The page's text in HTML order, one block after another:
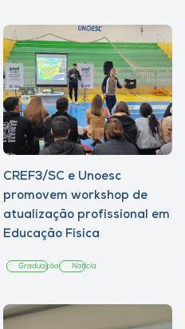
CREF3/SC e Unoesc
promovem workshop de
atualização profissional em
Educação Física
Graduação Notícia